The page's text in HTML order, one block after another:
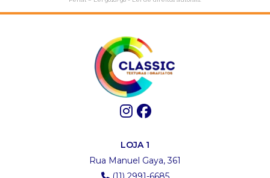
LOJA 1
Rua Manuel Gaya, 361